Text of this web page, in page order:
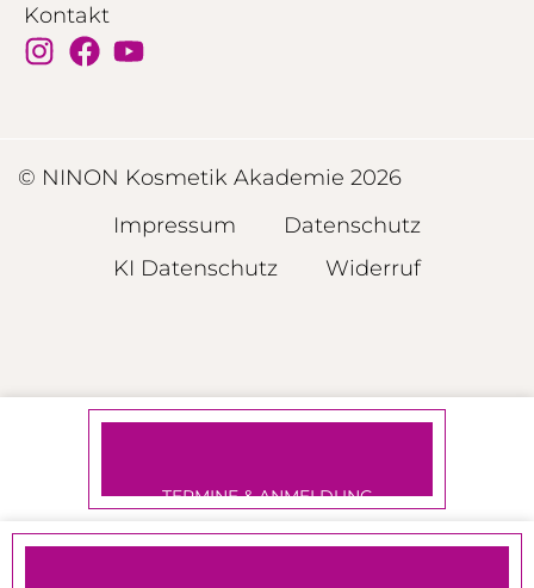
Kontakt
© NINON Kosmetik Akademie 2026
Impressum
Datenschutz
KI Datenschutz
Widerruf
TERMINE & ANMELDUNG